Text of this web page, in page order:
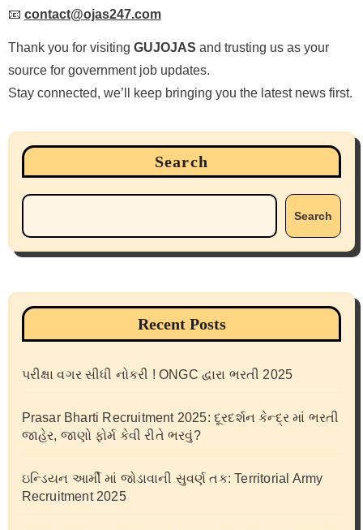
📧 contact@ojas247.com
Thank you for visiting GUJOJAS and trusting us as your
source for government job updates.
Stay connected, we’ll keep bringing you the latest news first.
Search
Search
Recent Posts
પરીક્ષા વગર સીધી નોકરી ! ONGC દ્વારા ભરતી 2025
Prasar Bharti Recruitment 2025: દૂરદર્શન કેન્દ્ર માં ભરતી
જાહેર, જાણો ફોર્મ કેવી રીતે ભરવું?
ઇન્ડિયન આર્મી માં જોડાવાની સુવર્ણ તક: Territorial Army
Recruitment 2025